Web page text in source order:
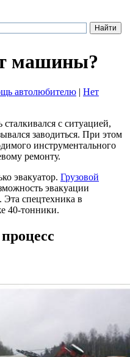
машины?
автолюбителю | Нет
с ситуацией,
заводиться. При этом
инструментального
ремонту.
эвакуатор. Грузовой
эвакуации
Эта спецтехника в
40-тонники.